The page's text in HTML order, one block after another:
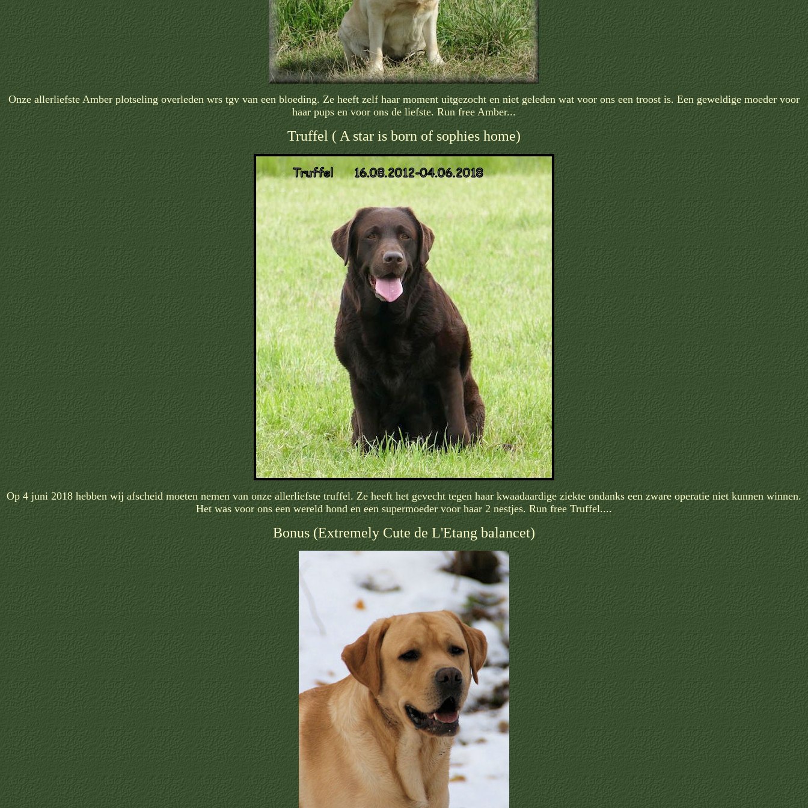
Onze allerliefste Amber plotseling overleden wrs tgv van een bloeding. Ze heeft zelf haar moment uitgezocht en niet geleden wat voor ons een troost is. Een geweldige moeder voor
haar pups en voor ons de liefste. Run free Amber...
Truffel ( A star is born of sophies home)
Op 4 juni 2018 hebben wij afscheid moeten nemen van onze allerliefste truffel. Ze heeft het gevecht tegen haar kwaadaardige ziekte ondanks een zware operatie niet kunnen winnen.
Het was voor ons een wereld hond en een supermoeder voor haar 2 nestjes. Run free Truffel....
Bonus (Extremely Cute de L'Etang balancet)